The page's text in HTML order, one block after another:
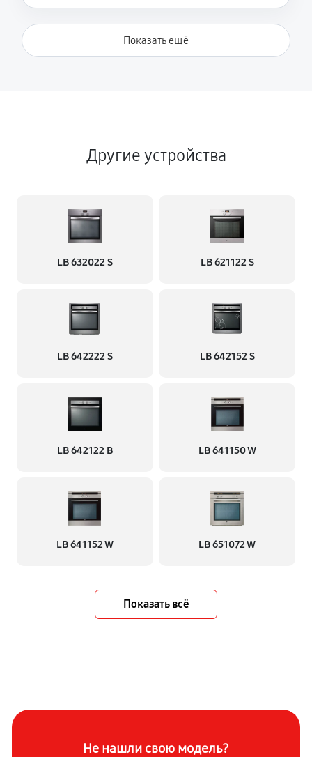
Показать ещё
Другие устройства
LB 632022 S LB 621122 S
LB 642222 S LB 642152 S
LB 642122 B LB 641150 W
LB 641152 W LB 651072 W
Показать всё
Не нашли свою модель?